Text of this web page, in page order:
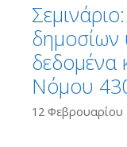
δημοσίων
δεδομένα
Νόμου
12 Φεβρουαρίου